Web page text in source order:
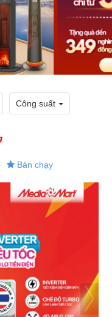
Công suất
Bán chạy